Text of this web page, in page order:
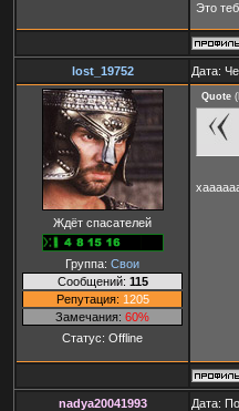
Это
lost_19752 Дата:
Ждёт спасателей
Группа: Свои
Сообщений: 115
Репутация: 1205
Замечания: 60%
Статус: Offline
Quote (
nadya20041993 Дата: